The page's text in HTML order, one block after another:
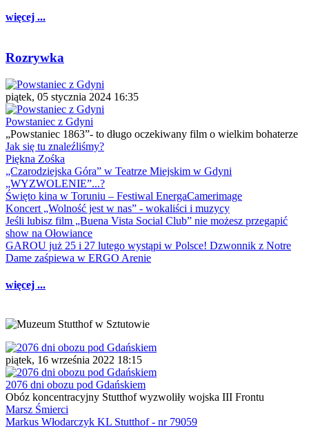
więcej ...
Rozrywka
piątek, 05 stycznia 2024 16:35
Powstaniec z Gdyni
„Powstaniec 1863”- to długo oczekiwany film o wielkim bohaterze
Jak się tu znaleźliśmy?
Piękna Zośka
„Czarodziejska Góra” w Teatrze Miejskim w Gdyni
„WYZWOLENIE”...?
Święto kina w Toruniu – Festiwal EnergaCamerimage
Koncert „Wolność jest w nas” - wokaliści i muzycy
Jeśli lubisz film „Buena Vista Social Club” nie możesz przegapić
show na Ołowiance
GAROU już 25 i 27 lutego wystąpi w Polsce! Dzwonnik z Notre
Dame zaśpiewa w ERGO Arenie
więcej ...
piątek, 16 września 2022 18:15
2076 dni obozu pod Gdańskiem
Obóz koncentracyjny Stutthof wyzwoliły wojska III Frontu
Marsz Śmierci
Markus Włodarczyk KL Stutthof - nr 79059